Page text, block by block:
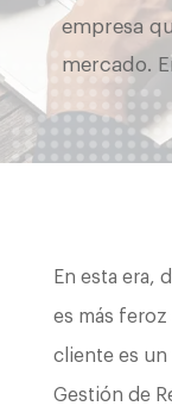
empresa
mercado.
En esta era,
es más feroz
cliente es un
Gestión de